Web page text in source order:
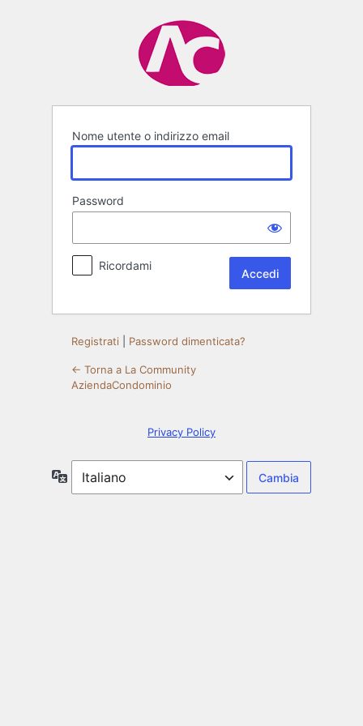
Nome utente o indirizzo email
Password
Ricordami
Registrati Password dimenticata?
← Torna a La Community
AziendaCondominio
Privacy Policy
Lingua